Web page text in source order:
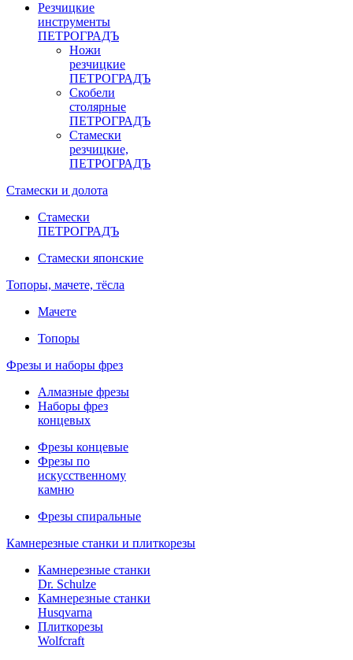
Резчицкие
инструменты
ПЕТРОГРАДЪ
Ножи
резчицкие
ПЕТРОГРАДЪ
Скобели
столярные
ПЕТРОГРАДЪ
Стамески
резчицкие,
ПЕТРОГРАДЪ
Стамески и долота
Стамески
ПЕТРОГРАДЪ
Стамески японские
Топоры, мачете, тёсла
Мачете
Топоры
Фрезы и наборы фрез
Алмазные фрезы
Наборы фрез
концевых
Фрезы концевые
Фрезы по
искусственному
камню
Фрезы спиральные
Камнерезные станки и плиткорезы
Камнерезные станки
Dr. Schulze
Камнерезные станки
Husqvarna
Плиткорезы
Wolfcraft